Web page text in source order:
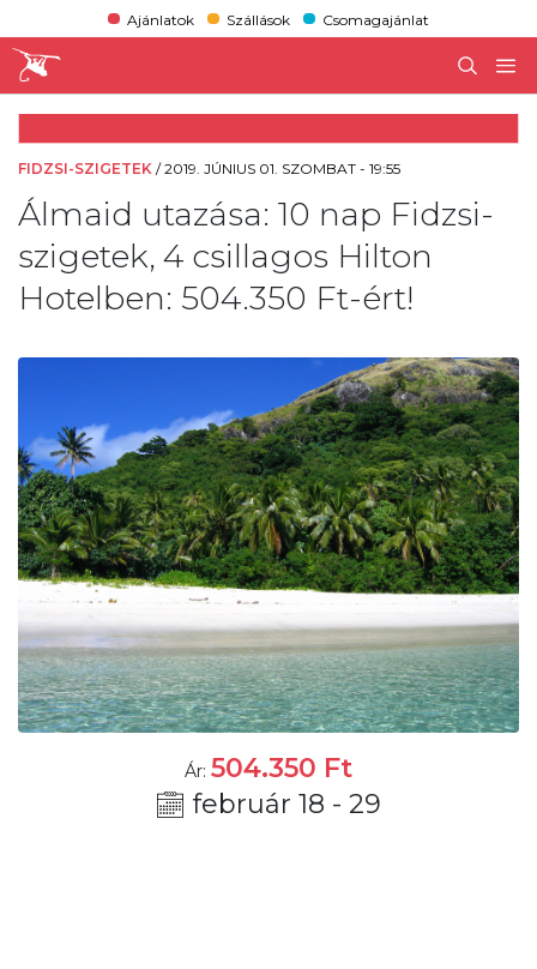
Ajánlatok Szállások Csomagajánlat
FIDZSI-SZIGETEK /2019. JÚNIUS 01. SZOMBAT - 19:55
Álmaid utazása: 10 nap Fidzsi-
szigetek, 4 csillagos Hilton
Hotelben: 504.350 Ft-ért!
Ár: 504.350 Ft
február 18 - 29